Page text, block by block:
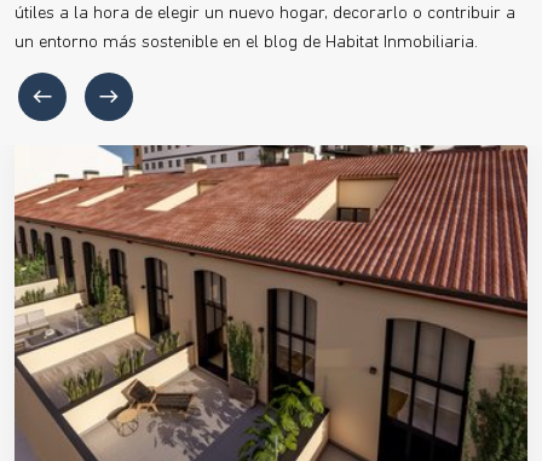
útiles a la hora de elegir un nuevo hogar, decorarlo o contribuir a
un entorno más sostenible en el blog de Habitat Inmobiliaria.